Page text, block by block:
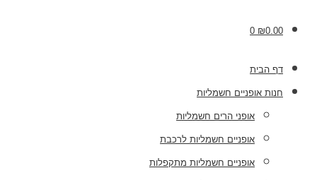
₪0.00
0
דף הבית
חנות אופניים חשמליות
אופני הרים חשמליות
אופניים חשמליות לרכבת
אופניים חשמליות מתקפלות